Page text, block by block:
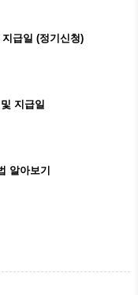
급일 (정기신청)
지급일
알아보기